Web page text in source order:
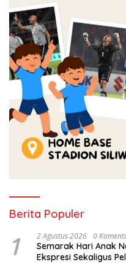
Berita Populer
1 2 Agustus 2026 0
Semarak Hari Anak
Ekspresi Sekaligus